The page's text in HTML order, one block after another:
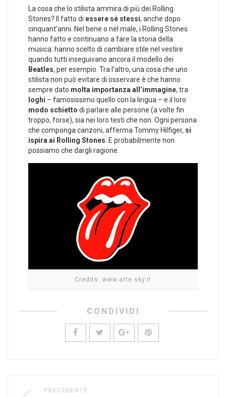
La cosa che lo stilista ammira di più dei Rolling
Stones? Il fatto di essere sé stessi, anche dopo
cinquant’anni. Nel bene o nel male, i Rolling Stones
hanno fatto e continuano a fare la storia della
musica: hanno scelto di cambiare stile nel vestire
quando tutti inseguivano ancora il modello dei
Beatles, per esempio. Tra l’altro, una cosa che uno
stilista non può evitare di osservare è che hanno
sempre dato molta importanza all’immagine, tra
loghi – famosissimo quello con la lingua – e il loro
modo schietto di parlare alle persone (a volte fin
troppo, forse), sia nei loro testi che non. Ogni persona
che componga canzoni, afferma Tommy Hilfiger, si
ispira ai Rolling Stones . E probabilmente non
possiamo che dargli ragione.
Credits: www.arte.sky.it
CONDIVIDI
PRECEDENTE